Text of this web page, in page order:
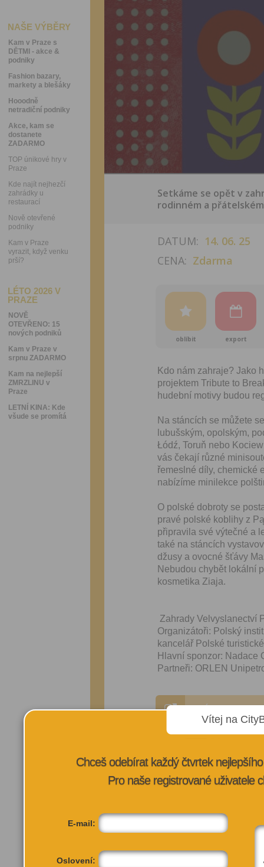
NAŠE VÝBĚRY
Kam v Praze s
DĚTMI - akce &
podniky
Fashion bazary,
markety a blešáky
Hooodně
netradiční podniky
Akce, kam se
dostanete
ZADARMO
TOP únikové hry v
Praze
Kde najít nejhezčí
zahrádky u
restaurací
Nově otevřené
podniky
Kam v Praze
vyrazit, když venku
prší?
LÉTO 2026 V
PRAZE
NOVĚ
OTEVŘENO: 15
nových podniků
Kam v Praze v
srpnu ZADARMO
Kam na nejlepší
ZMRZLINU v
Praze
LETNÍ KINA: Kde
všude se promítá
Setkáme se opět v
rodinném a
DATUM: 14. 06. 25
CENA: Zdarma
oblíbit export
Kdo nám zahraje? Jako
projektem Tribute to
hudební motivy budou
Na stáncích se můžete
lubušským, opolským,
Łódź, Toruň nebo
vás čekají různé
řemeslné díly, chemické
nabízíme minilekce
O polské dobroty se
pravé polské koblihy z
připravila své výtečné a
také na stáncích
džusy a ovocné šťávy
Nebudou chybět lokální
kosmetika Ziaja.
Zahrady Velvyslanectví
Organizátoři: Polský
kancelář Polské
Hlavní sponzor: Nadace
Partneři: ORLEN
VÍCE
Vítej na
Chceš odebírat každý čtvrtek
Pro naše registrované uživatele
E-mail:
Oslovení: